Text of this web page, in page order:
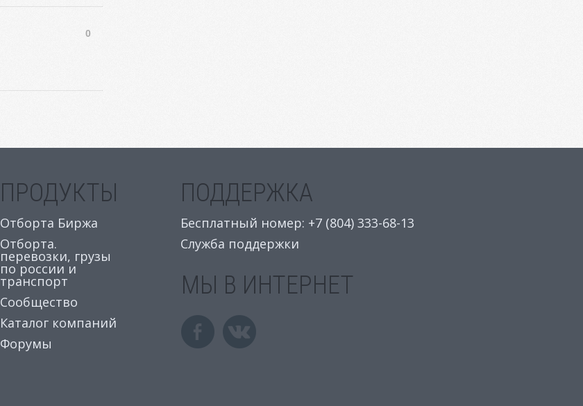
0
ПРОДУКТЫ
Отборта Биржа
Отборта.
перевозки, грузы
по россии и
транспорт
Сообщество
Каталог компаний
Форумы
ПОДДЕРЖКА
Бесплатный номер: +7 (804) 333-68-13
Служба поддержки
МЫ В ИНТЕРНЕТ